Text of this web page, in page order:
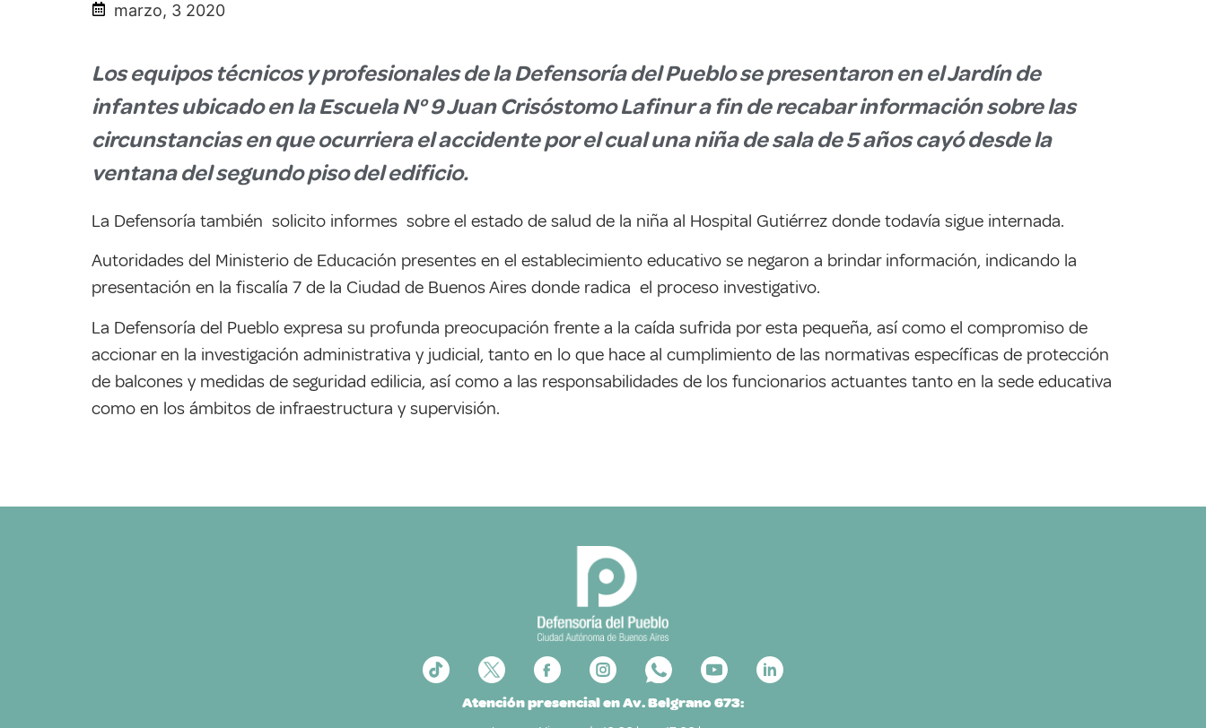
marzo, 3 2020
Los equipos técnicos y profesionales de la Defensoría del Pueblo se presentaron en el Jardín de
infantes ubicado en la Escuela N° 9 Juan Crisóstomo Lafinur a fin de recabar información sobre las
circunstancias en que ocurriera el accidente por el cual una niña de sala de 5 años cayó desde la
ventana del segundo piso del edificio.
La Defensoría también solicito informes sobre el estado de salud de la niña al Hospital Gutiérrez donde todavía sigue internada.
Autoridades del Ministerio de Educación presentes en el establecimiento educativo se negaron a brindar información, indicando la
presentación en la fiscalía 7 de la Ciudad de Buenos Aires donde radica el proceso investigativo.
La Defensoría del Pueblo expresa su profunda preocupación frente a la caída sufrida por esta pequeña, así como el compromiso de
accionar en la investigación administrativa y judicial, tanto en lo que hace al cumplimiento de las normativas específicas de protección
de balcones y medidas de seguridad edilicia, así como a las responsabilidades de los funcionarios actuantes tanto en la sede educativa
como en los ámbitos de infraestructura y supervisión.
Atención presencial en Av. Belgrano 673: